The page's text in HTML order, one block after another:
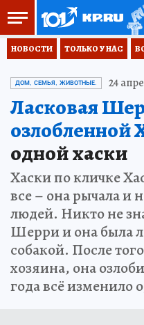
НОВОСТИ ТОЛЬКО У НАС
ДОМ, СЕМЬЯ, ЖИВОТНЫЕ. 24
Ласковая
озлобленной
одной хаски
Хаски по кличке
все – она рычала и
людей. Никто не
Шерри и она была
собакой. После
хозяина, она
года всё изменило